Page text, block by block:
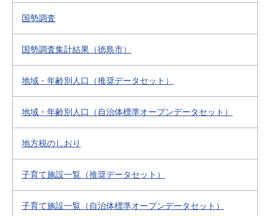
国勢調査
国勢調査集計結果（徳島市）
地域・年齢別人口（推奨データセット）
地域・年齢別人口（自治体標準オープンデータセット）
地方税のしおり
子育て施設一覧（推奨データセット）
子育て施設一覧（自治体標準オープンデータセット）